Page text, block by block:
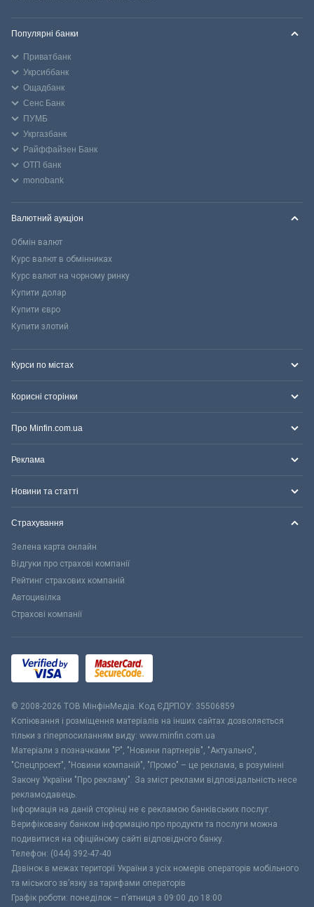
Популярні банки
Приватбанк
Укрсиббанк
Ощадбанк
Сенс Банк
ПУМБ
Укргазбанк
Райффайзен Банк
ОТП банк
monobank
Валютний аукціон
Обмін валют
Курс валют в обмінниках
Курс валют на чорному ринку
Купити долар
Купити євро
Купити злотий
Курси по містах
Корисні сторінки
Про Minfin.com.ua
Реклама
Новини та статті
Страхування
Зелена карта онлайн
Відгуки про страхові компанії
Рейтинг страхових компаній
Автоцивілка
Страхові компанії
© 2008-2026 ТОВ МiнфiнМедiа. Код ЄДРПОУ: 35506859
Копіювання і розміщення матеріалів на інших сайтах дозволяється
тільки з гіперпосиланням виду: www.minfin.com.ua
Матеріали з позначками "Р", "Новини партнерів", "Актуально",
"Спецпроект", "Новини компаній", "Промо" – це реклама, в розумінні
Закону України "Про рекламу". За зміст реклами відповідальність несе
рекламодавець.
Інформація на даній сторінці не є рекламою банківських послуг.
Верифіковану банком інформацію про продукти та послуги можна
подивитися на офіційному сайті відповідного банку.
Телефон: (044) 392-47-40
Дзвінок в межах території України з усіх номерів операторів мобільного
та міського зв’язку за тарифами операторів
Графік роботи: понеділок – п’ятниця з 09:00 до 18:00